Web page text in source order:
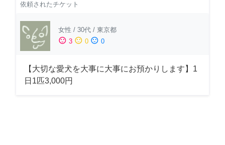
依頼されたチケット
女性 / 30代 / 東京都
sentiment_satisfied 3 sentiment_neutral 0 sentiment_dissatisfied 0
【大切な愛犬を大事に大事にお預かりします】1
日1匹3,000円